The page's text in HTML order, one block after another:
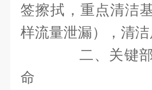
签擦拭，重点清洁
样流量泄漏），清
二、关键部
命